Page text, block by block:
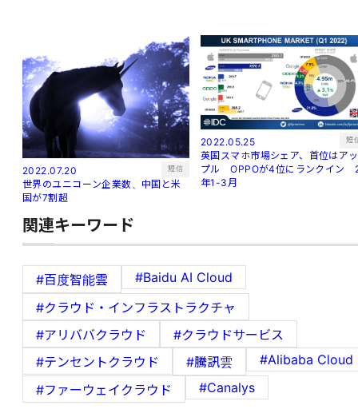
2022.07.20 短信
世界のユニコーン企業数、中国と米
国が7割超
2022.05.25 短
英国スマホ市場シェア、首位はアッ
プル OPPOが4位にランクイン
年1-3月
関連キーワード
#百度智能雲
#Baidu AI Cloud
#クラウド・インフラストラクチャ
#アリババクラウド
#クラウドサービス
#テンセントクラウド
#騰訊雲
#Alibaba Cloud
#ファーウェイクラウド
#Canalys